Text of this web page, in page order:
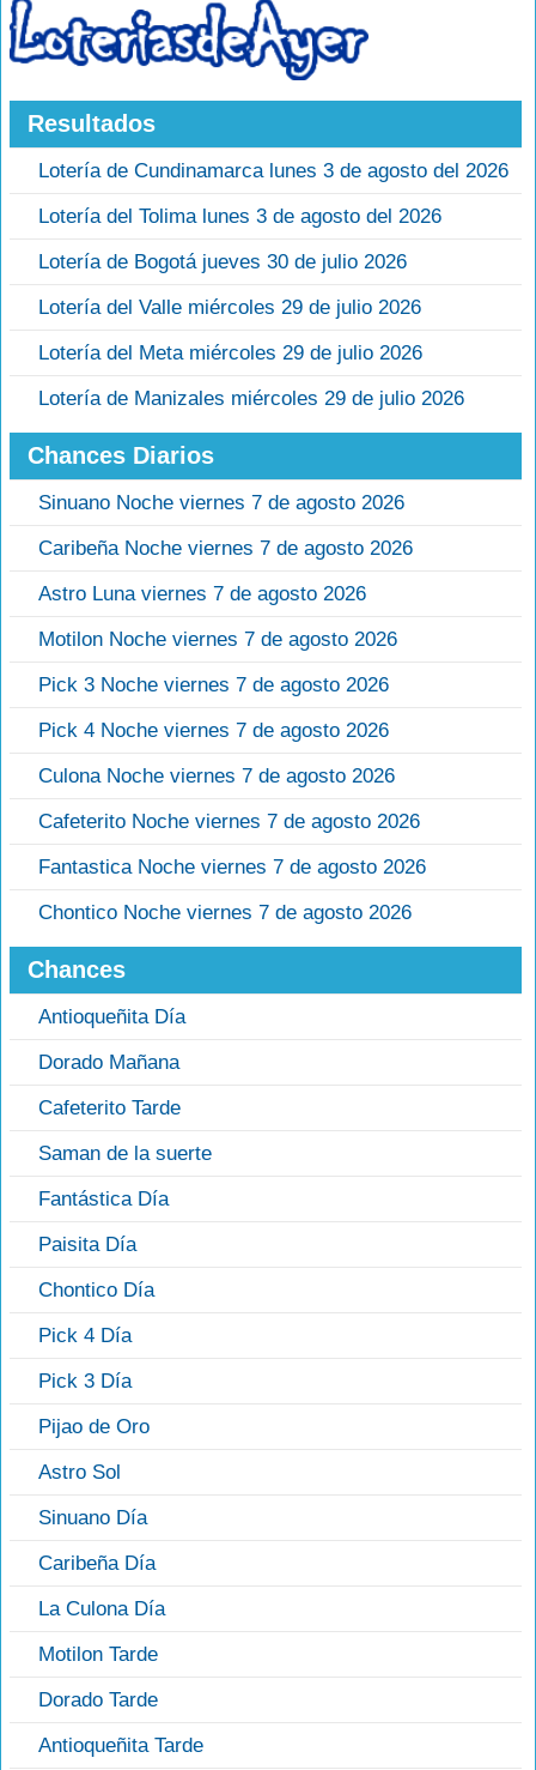
Resultados
Lotería de Cundinamarca lunes 3 de agosto del 2026
Lotería del Tolima lunes 3 de agosto del 2026
Lotería de Bogotá jueves 30 de julio 2026
Lotería del Valle miércoles 29 de julio 2026
Lotería del Meta miércoles 29 de julio 2026
Lotería de Manizales miércoles 29 de julio 2026
Chances Diarios
Sinuano Noche viernes 7 de agosto 2026
Caribeña Noche viernes 7 de agosto 2026
Astro Luna viernes 7 de agosto 2026
Motilon Noche viernes 7 de agosto 2026
Pick 3 Noche viernes 7 de agosto 2026
Pick 4 Noche viernes 7 de agosto 2026
Culona Noche viernes 7 de agosto 2026
Cafeterito Noche viernes 7 de agosto 2026
Fantastica Noche viernes 7 de agosto 2026
Chontico Noche viernes 7 de agosto 2026
Chances
Antioqueñita Día
Dorado Mañana
Cafeterito Tarde
Saman de la suerte
Fantástica Día
Paisita Día
Chontico Día
Pick 4 Día
Pick 3 Día
Pijao de Oro
Astro Sol
Sinuano Día
Caribeña Día
La Culona Día
Motilon Tarde
Dorado Tarde
Antioqueñita Tarde